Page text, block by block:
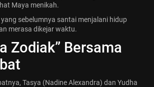
Maya menikah.
sebelumnya santai menjalani hidup
merasa dikejar waktu.
Zodiak” Bersama
Tasya (Nadine Alexandra) dan Yudha